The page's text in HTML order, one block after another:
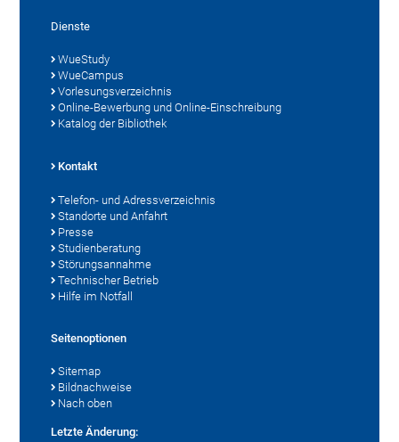
Dienste
WueStudy
WueCampus
Vorlesungsverzeichnis
Online-Bewerbung und Online-Einschreibung
Katalog der Bibliothek
Kontakt
Telefon- und Adressverzeichnis
Standorte und Anfahrt
Presse
Studienberatung
Störungsannahme
Technischer Betrieb
Hilfe im Notfall
Seitenoptionen
Sitemap
Bildnachweise
Nach oben
Letzte Änderung: